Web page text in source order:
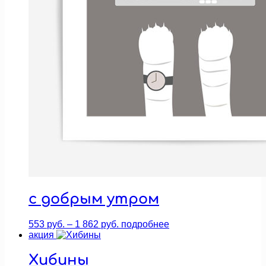
с добрым утром
553 руб. – 1 862 руб. Диапазон
подробнее
акция
Хибины